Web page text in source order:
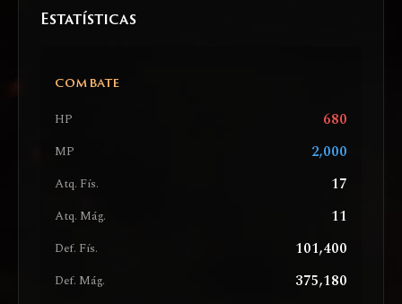
Estatísticas
COMBATE
HP 680
MP 2,000
Atq. Fís. 17
Atq. Mág. 11
Def. Fís. 101,400
Def. Mág. 375,180